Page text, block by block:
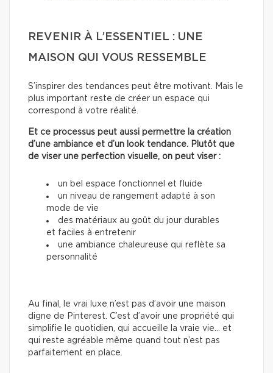
REVENIR À L’ESSENTIEL : UNE
MAISON QUI VOUS RESSEMBLE
S’inspirer des tendances peut être motivant. Mais le
plus important reste de créer un espace qui
correspond à votre réalité.
Et ce processus peut aussi permettre la création
d’une ambiance et d’un look tendance. Plutôt que
de viser une perfection visuelle, on peut viser :
un bel espace fonctionnel et fluide
un niveau de rangement adapté à son
mode de vie
des matériaux au goût du jour durables
et faciles à entretenir
une ambiance chaleureuse qui reflète sa
personnalité
Au final, le vrai luxe n’est pas d’avoir une maison
digne de Pinterest. C’est d’avoir une propriété qui
simplifie le quotidien, qui accueille la vraie vie… et
qui reste agréable même quand tout n’est pas
parfaitement en place.